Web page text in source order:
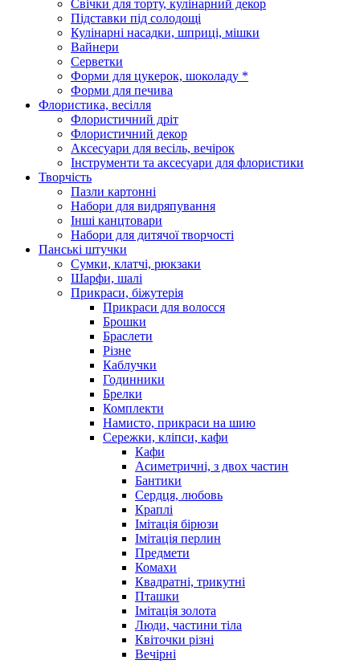
Свічки для торту, кулінарний декор
Підставки під солодощі
Кулінарні насадки, шприці, мішки
Вайнери
Серветки
Форми для цукерок, шоколаду *
Форми для печива
Флористика, весілля
Флористичний дріт
Флористичний декор
Аксесуари для весіль, вечірок
Інструменти та аксесуари для флористики
Творчість
Пазли картонні
Набори для видряпування
Інші канцтовари
Набори для дитячої творчості
Панські штучки
Сумки, клатчі, рюкзаки
Шарфи, шалі
Прикраси, біжутерія
Прикраси для волосся
Брошки
Браслети
Різне
Каблучки
Годинники
Брелки
Комплекти
Намисто, прикраси на шию
Сережки, кліпси, кафи
Кафи
Асиметричні, з двох частин
Бантики
Сердця, любовь
Краплі
Імітація бірюзи
Імітація перлин
Предмети
Комахи
Квадратні, трикутні
Пташки
Імітація золота
Люди, частини тіла
Квіточки різні
Вечірні